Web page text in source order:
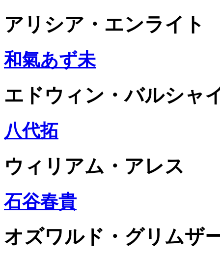
アリシア・エンライト
和氣あず未
エドウィン・バルシャ
八代拓
ウィリアム・アレス
石谷春貴
オズワルド・グリムザ